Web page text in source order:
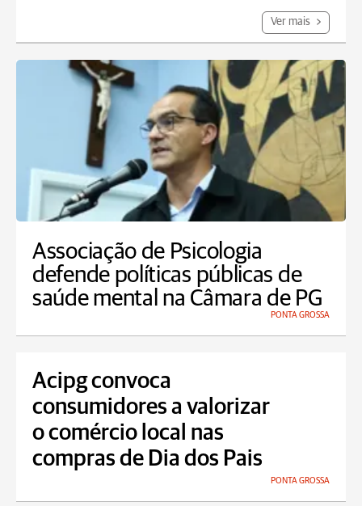
Ver mais
Associação de Psicologia
defende políticas públicas de
saúde mental na Câmara de PG
PONTA GROSSA
Acipg convoca
consumidores a valorizar
o comércio local nas
compras de Dia dos Pais
PONTA GROSSA